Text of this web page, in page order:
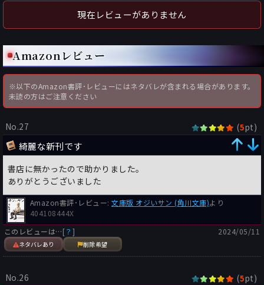
現在レビューがありません
Amazonレビュー
※以下のAmazon書評･レビューにはネタバレが含まれる場合があります。
未読の方はご注意ください
No.27 (5pt)
綺麗な新刊です
書店に無かったので助かりました。
ありがとうございました
Amazon書評･レビュー:文庫版 オジいサン (角川文庫)より
404108444X
このレビューは…[？]
ネタバレあり 削除希望
2024/05/11
No.26 (5pt)